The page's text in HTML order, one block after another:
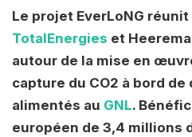
Le projet EverLoNG
TotalEnergies et
autour de la mise en
capture du CO2 à bord de
alimentés au GNL.
européen de 3,4 millions